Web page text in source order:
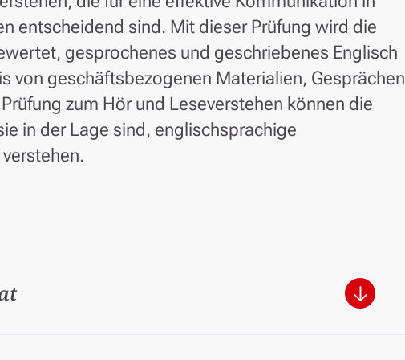
entscheidend sind. Mit dieser Prüfung wird die
gesprochenes und geschriebenes Englisch
von geschäftsbezogenen Materialien, Gesprächen
zum Hör und Leseverstehen können die
in der Lage sind, englischsprachige